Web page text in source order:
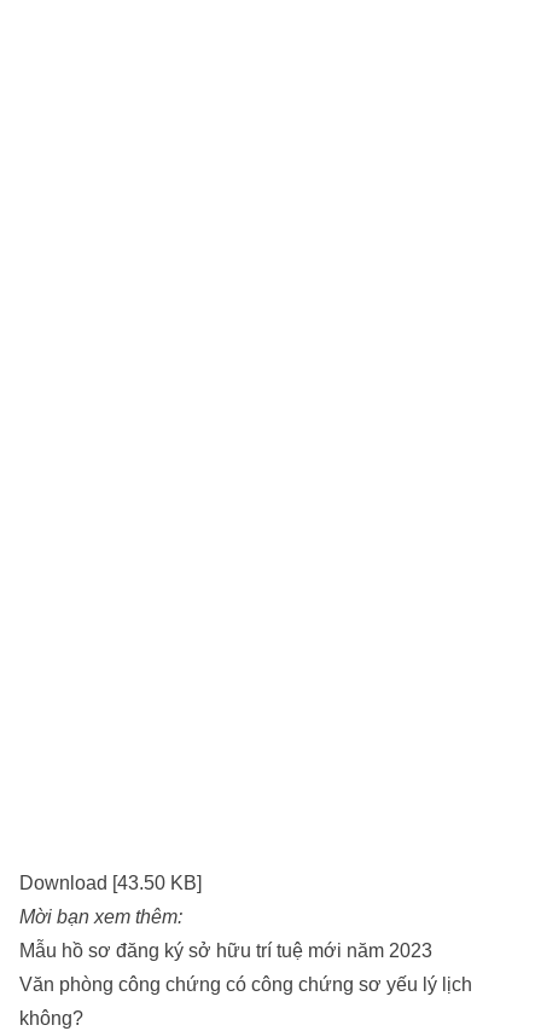
Download [43.50 KB]
Mời bạn xem thêm:
Mẫu hồ sơ đăng ký sở hữu trí tuệ mới năm 2023
Văn phòng công chứng có công chứng sơ yếu lý lịch
không?